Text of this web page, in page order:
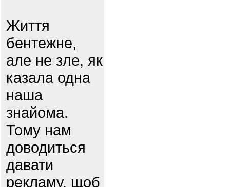
Життя
бентежне,
але не зле, як
казала одна
наша
знайома.
Тому нам
доводиться
давати
рекламу, щоб